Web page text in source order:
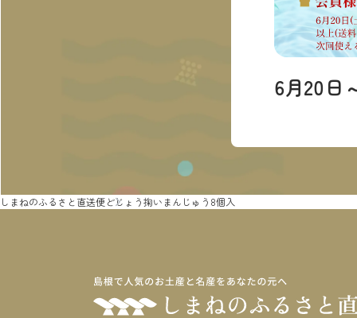
6月20日
しまねのふるさと直送便どじょう掬いまんじゅう8個入